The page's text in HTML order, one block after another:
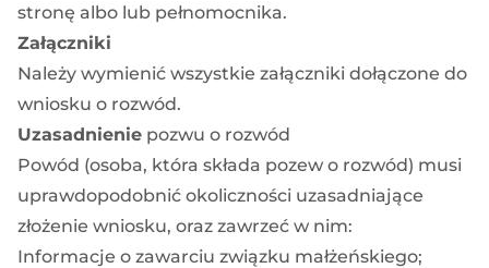
stronę albo lub pełnomocnika.
Załączniki
Należy wymienić wszystkie załączniki dołączone do
wniosku o rozwód.
Uzasadnienie pozwu o rozwód
Powód (osoba, która składa pozew o rozwód) musi
uprawdopodobnić okoliczności uzasadniające
złożenie wniosku, oraz zawrzeć w nim:
Informacje o zawarciu związku małżeńskiego;